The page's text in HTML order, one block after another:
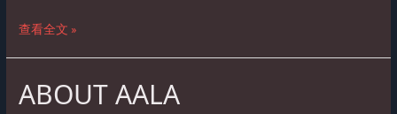
查看全文 »
ABOUT AALA
ABOUT
AALA